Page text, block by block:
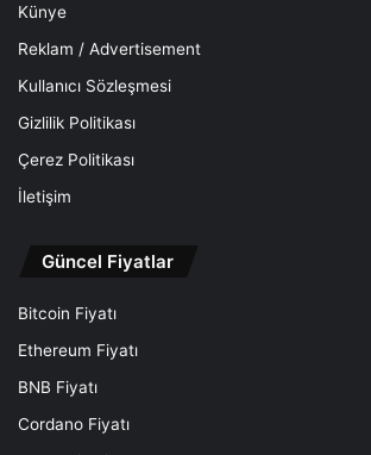
Künye
Reklam / Advertisement
Kullanıcı Sözleşmesi
Gizlilik Politikası
Çerez Politikası
İletişim
Güncel Fiyatlar
Bitcoin Fiyatı
Ethereum Fiyatı
BNB Fiyatı
Cordano Fiyatı